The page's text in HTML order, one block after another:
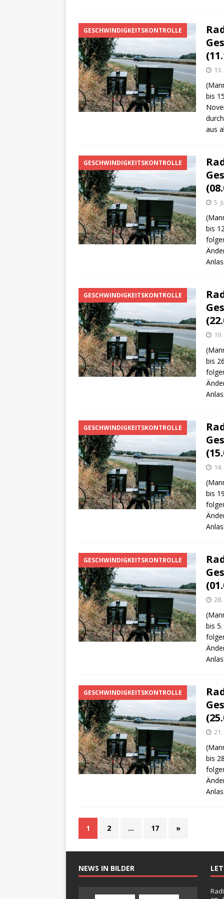
GESCHWINDIGKEITSKONTROLLE
bis
aus
GESCHWINDIGKEITSKONTROLLE
5.
bis
GESCHWINDIGKEITSKONTROLLE
bis
GESCHWINDIGKEITSKONTROLLE
bis
GESCHWINDIGKEITSKONTROLLE
bis
GESCHWINDIGKEITSKONTROLLE
bis
1 2 … 17 »
NEWS IN BILDER